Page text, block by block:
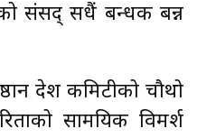
संसद् सधैं बन्धक बन्न
प्रदेश कमिटीको चौथो
सामयिक विमर्श